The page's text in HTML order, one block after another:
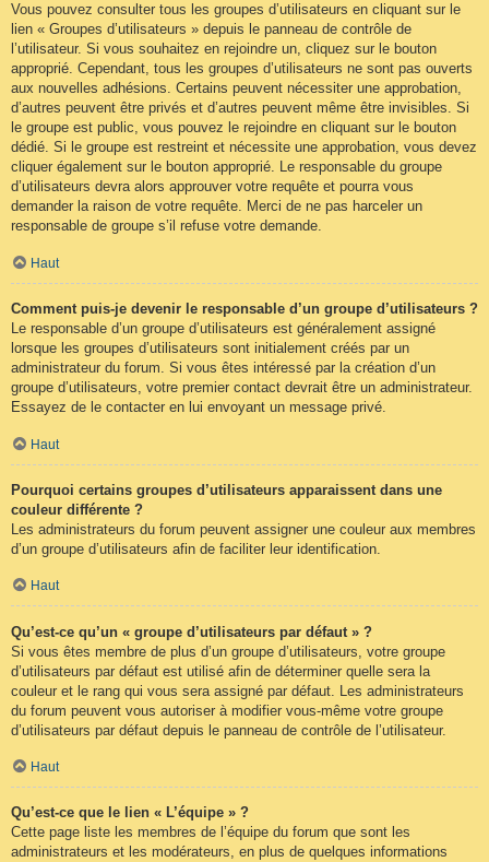
Vous pouvez consulter tous les groupes d’utilisateurs en cliquant sur le
lien « Groupes d’utilisateurs » depuis le panneau de contrôle de
l’utilisateur. Si vous souhaitez en rejoindre un, cliquez sur le bouton
approprié. Cependant, tous les groupes d’utilisateurs ne sont pas ouverts
aux nouvelles adhésions. Certains peuvent nécessiter une approbation,
d’autres peuvent être privés et d’autres peuvent même être invisibles. Si
le groupe est public, vous pouvez le rejoindre en cliquant sur le bouton
dédié. Si le groupe est restreint et nécessite une approbation, vous devez
cliquer également sur le bouton approprié. Le responsable du groupe
d’utilisateurs devra alors approuver votre requête et pourra vous
demander la raison de votre requête. Merci de ne pas harceler un
responsable de groupe s’il refuse votre demande.
Haut
Comment puis-je devenir le responsable d’un groupe d’utilisateurs ?
Le responsable d’un groupe d’utilisateurs est généralement assigné
lorsque les groupes d’utilisateurs sont initialement créés par un
administrateur du forum. Si vous êtes intéressé par la création d’un
groupe d’utilisateurs, votre premier contact devrait être un administrateur.
Essayez de le contacter en lui envoyant un message privé.
Haut
Pourquoi certains groupes d’utilisateurs apparaissent dans une
couleur différente ?
Les administrateurs du forum peuvent assigner une couleur aux membres
d’un groupe d’utilisateurs afin de faciliter leur identification.
Haut
Qu’est-ce qu’un « groupe d’utilisateurs par défaut » ?
Si vous êtes membre de plus d’un groupe d’utilisateurs, votre groupe
d’utilisateurs par défaut est utilisé afin de déterminer quelle sera la
couleur et le rang qui vous sera assigné par défaut. Les administrateurs
du forum peuvent vous autoriser à modifier vous-même votre groupe
d’utilisateurs par défaut depuis le panneau de contrôle de l’utilisateur.
Haut
Qu’est-ce que le lien « L’équipe » ?
Cette page liste les membres de l’équipe du forum que sont les
administrateurs et les modérateurs, en plus de quelques informations